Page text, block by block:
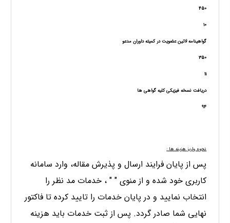
450
10
گواهینامه لاتین عضویت در کمیته داوران مدعو
350
11
دریافت نسخه فیزیکی کلیه گواهی ها
94
نحوه واريز هزینه ها:
پس از پایان فرایند ارسال و پذیرش مقاله، وارد سامانه
کاربری خود شده و از منوی " " ، خدمات مد نظر را
انتخاب نمایید و در پایان خدمات را تایید کرده تا فاكتور
نهایی شما صادر گردد. پس از ثبت خدمات باید هزینه